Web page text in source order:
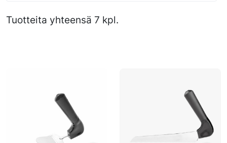
Tuotteita yhteensä 7 kpl.